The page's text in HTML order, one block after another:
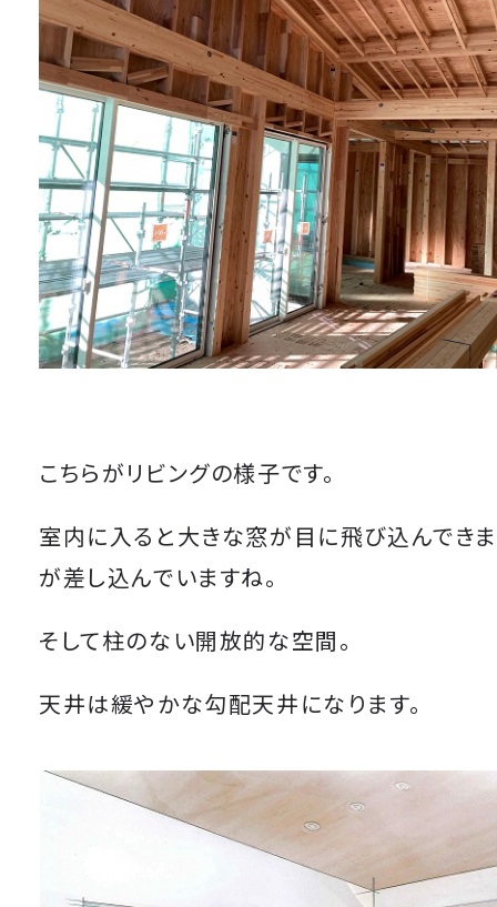
こちらがリビングの様子です。
室内に入ると大きな窓が目に飛び込んできま
が差し込んでいますね。
そして柱のない開放的な空間。
天井は緩やかな勾配天井になります。